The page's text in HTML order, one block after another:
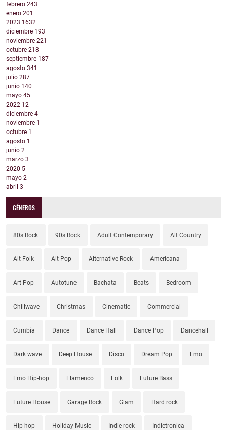
febrero 243
enero 201
2023 1632
diciembre 193
noviembre 221
octubre 218
septiembre 187
agosto 341
julio 287
junio 140
mayo 45
2022 12
diciembre 4
noviembre 1
octubre 1
agosto 1
junio 2
marzo 3
2020 5
mayo 2
abril 3
GÉNEROS
80s Rock 90s Rock Adult Contemporary Alt Country
Alt Folk Alt Pop Alternative Rock Americana
Art Pop Autotune Bachata Beats Bedroom
Chillwave Christmas Cinematic Commercial
Cumbia Dance Dance Hall Dance Pop Dancehall
Dark wave Deep House Disco Dream Pop Emo
Emo Hip-hop Flamenco Folk Future Bass
Future House Garage Rock Glam Hard rock
Hip-hop Holiday Music Indie rock Indietronica